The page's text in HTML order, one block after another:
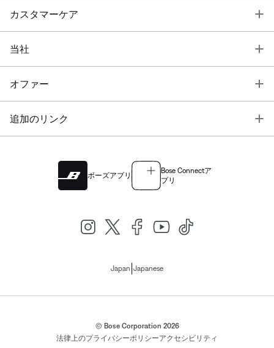
カスタマーケア
当社
オファー
追加のリンク
ボーズアプリ
Bose Connectア
プリ
Japan Japanese
© Bose Corporation 2026
法律上のプライバシーポリシーアクセシビリティ